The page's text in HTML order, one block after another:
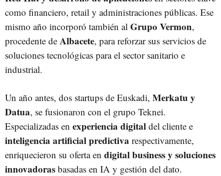
como financiero, retail y administraciones públicas. Ese
mismo año incorporó también al Grupo Vermon,
procedente de Albacete, para reforzar sus servicios de
soluciones tecnológicas para el sector sanitario e
industrial.
Un año antes, dos startups de Euskadi, Merkatu y
Datua, se fusionaron con el grupo Teknei.
Especializadas en experiencia digital del cliente e
inteligencia artificial predictiva respectivamente,
enriquecieron su oferta en digital business y soluciones
innovadoras basadas en IA y gestión del dato.